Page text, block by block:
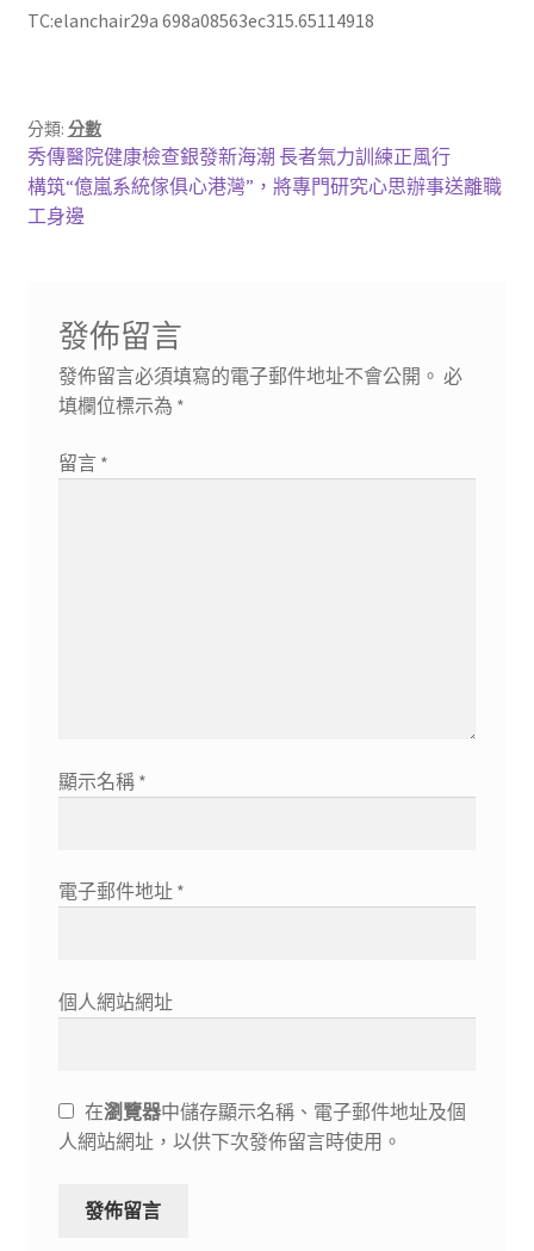
TC:elanchair29a 698a08563ec315.65114918
分類: 分數
文
章
上
一
篇
秀傳醫院健康檢查銀發新海潮 長者氣力訓練正風行
下
一
構筑“億嵐系統傢俱心港灣”，將專門研究心思辦事送離職
工身邊
發佈留言
發佈留言必須填寫的電子郵件地址不會公開。 必
填欄位標示為 *
留言 *
顯示名稱 *
電子郵件地址 *
個人網站網址
在瀏覽器中儲存顯示名稱、電子郵件地址及個
人網站網址，以供下次發佈留言時使用。